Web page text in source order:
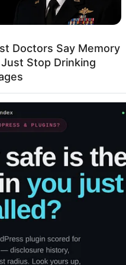
de a páston
a tokiói olimpián, ahol a
tanár a katedrán,
sportoló volt –
diplomát, majd a
egyetemen tanított,•
nemzetközileg is nagyra
New Orleansban
Doctors Say Memory
Stop Drinking